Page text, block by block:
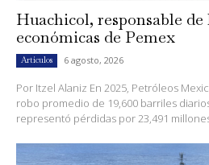
Huachicol, responsable de
económicas de Pemex
Artículos 6 agosto, 2026
Por Itzel Alaniz En 2025, Petróleos
robo promedio de 19,600 barriles
representó pérdidas por 23,491